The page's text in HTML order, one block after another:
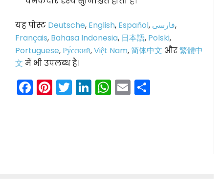
यह पोस्ट Deutsche, English, Español, فارسی,
Français, Bahasa Indonesia, 日本語, Polski,
Portuguese,Ру́сский,Việt Nam,简体中文 और繁體中
文 में भी उपलब्ध है।
Facebook
Pinterest
Twitter
LinkedIn
WhatsApp
Email